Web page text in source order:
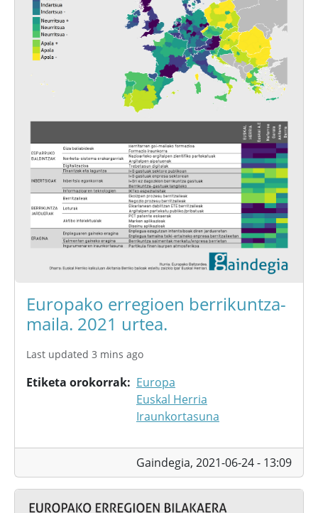
Europako erregioen berrikuntza-
maila. 2021 urtea.
Last updated 3 mins ago
Etiketa orokorrak
Europa
Euskal Herria
Iraunkortasuna
Gaindegia, 2021-06-24 - 13:09